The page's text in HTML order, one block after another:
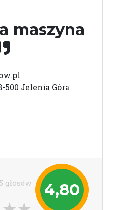
maszyna
500 Jelenia Góra
4,80
głosów